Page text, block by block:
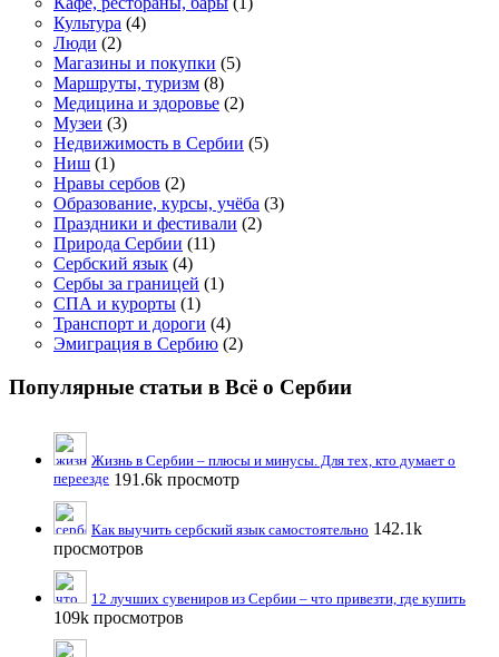
Культура (4)
Люди (2)
Магазины и покупки (5)
Маршруты, туризм (8)
Медицина и здоровье (2)
Музеи (3)
Недвижимость в Сербии (5)
Ниш (1)
Нравы сербов (2)
Образование, курсы, учёба (3)
Праздники и фестивали (2)
Природа Сербии (11)
Сербский язык (4)
Сербы за границей (1)
СПА и курорты (1)
Транспорт и дороги (4)
Эмиграция в Сербию (2)
Популярные статьи в Всё о Сербии
Жизнь в Сербии – плюсы и минусы. Для тех, кто думает о
переезде 191.6k просмотр
Как выучить сербский язык самостоятельно 142.1k
просмотров
12 лучших сувениров из Сербии – что привезти, где купить
109k просмотров